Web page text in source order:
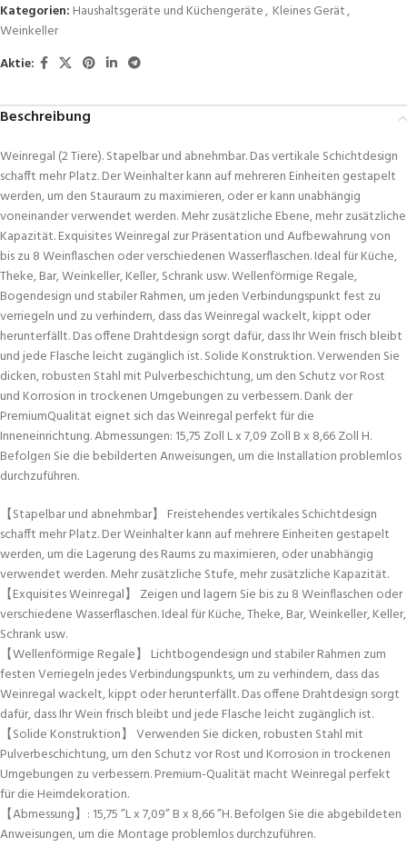
Kategorien: Haushaltsgeräte und Küchengeräte, Kleines Gerät,
Weinkeller
Aktie:
Beschreibung
Weinregal (2 Tiere). Stapelbar und abnehmbar. Das vertikale Schichtdesign
schafft mehr Platz. Der Weinhalter kann auf mehreren Einheiten gestapelt
werden, um den Stauraum zu maximieren, oder er kann unabhängig
voneinander verwendet werden. Mehr zusätzliche Ebene, mehr zusätzliche
Kapazität. Exquisites Weinregal zur Präsentation und Aufbewahrung von
bis zu 8 Weinflaschen oder verschiedenen Wasserflaschen. Ideal für Küche,
Theke, Bar, Weinkeller, Keller, Schrank usw. Wellenförmige Regale,
Bogendesign und stabiler Rahmen, um jeden Verbindungspunkt fest zu
verriegeln und zu verhindern, dass das Weinregal wackelt, kippt oder
herunterfällt. Das offene Drahtdesign sorgt dafür, dass Ihr Wein frisch bleibt
und jede Flasche leicht zugänglich ist. Solide Konstruktion. Verwenden Sie
dicken, robusten Stahl mit Pulverbeschichtung, um den Schutz vor Rost
und Korrosion in trockenen Umgebungen zu verbessern. Dank der
PremiumQualität eignet sich das Weinregal perfekt für die
Inneneinrichtung. Abmessungen: 15,75 Zoll L x 7,09 Zoll B x 8,66 Zoll H.
Befolgen Sie die bebilderten Anweisungen, um die Installation problemlos
durchzuführen.
【Stapelbar und abnehmbar】 Freistehendes vertikales Schichtdesign
schafft mehr Platz. Der Weinhalter kann auf mehrere Einheiten gestapelt
werden, um die Lagerung des Raums zu maximieren, oder unabhängig
verwendet werden. Mehr zusätzliche Stufe, mehr zusätzliche Kapazität.
【Exquisites Weinregal】 Zeigen und lagern Sie bis zu 8 Weinflaschen oder
verschiedene Wasserflaschen. Ideal für Küche, Theke, Bar, Weinkeller, Keller,
Schrank usw.
【Wellenförmige Regale】 Lichtbogendesign und stabiler Rahmen zum
festen Verriegeln jedes Verbindungspunkts, um zu verhindern, dass das
Weinregal wackelt, kippt oder herunterfällt. Das offene Drahtdesign sorgt
dafür, dass Ihr Wein frisch bleibt und jede Flasche leicht zugänglich ist.
【Solide Konstruktion】 Verwenden Sie dicken, robusten Stahl mit
Pulverbeschichtung, um den Schutz vor Rost und Korrosion in trockenen
Umgebungen zu verbessern. Premium-Qualität macht Weinregal perfekt
für die Heimdekoration.
【Abmessung】: 15,75 ”L x 7,09” B x 8,66 ”H. Befolgen Sie die abgebildeten
Anweisungen, um die Montage problemlos durchzuführen.